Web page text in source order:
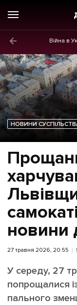
Війна в
Новини
Політика
Бізнес
Життя
Культура
Афіша
ІНШЕ
Репортаж
Розслідування
НОВИНИ
новини
27 травня 2026, 20:55
У середу, 27
попрощалися
пального